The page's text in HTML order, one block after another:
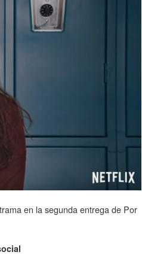
en la segunda entrega de Por